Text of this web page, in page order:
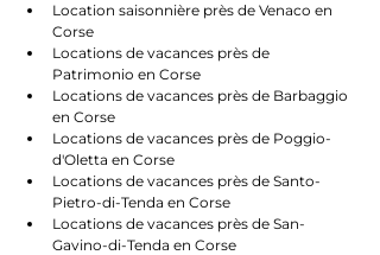
Location saisonnière près de Venaco en
Corse
Locations de vacances près de
Patrimonio en Corse
Locations de vacances près de Barbaggio
en Corse
Locations de vacances près de Poggio-
d'Oletta en Corse
Locations de vacances près de Santo-
Pietro-di-Tenda en Corse
Locations de vacances près de San-
Gavino-di-Tenda en Corse